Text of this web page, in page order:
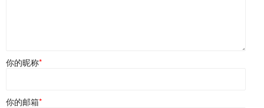
你的昵称*
你的邮箱*